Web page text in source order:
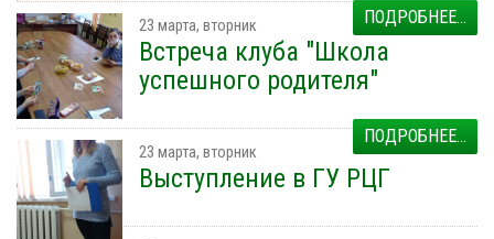
ПОДРОБНЕЕ...
23 марта, вторник
Встреча клуба "Школа
успешного родителя"
ПОДРОБНЕЕ...
23 марта, вторник
Выступление в ГУ РЦГ